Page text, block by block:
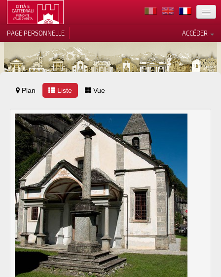
TERRITOIRE
ARCHITECTURE
MUSÉES
EVÉNEMENTS
ACCUEIL
BÉNÉVOLES
CONTACTS
PRESS
ACCÉDER
PAGE PERSONNELLE
Plan Liste Vue
Notification lors de la collecte
Vos choix en matière de